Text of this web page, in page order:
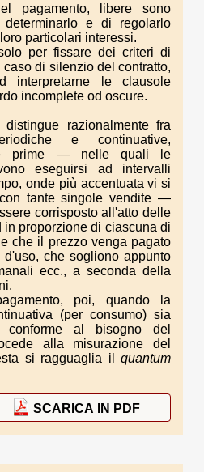
pagamento, libere sono
e di regolarlo
particolari interessi.
per fissare dei criteri di
di silenzio del contratto,
interpretarne le clausole
incomplete od oscure.
razionalmente fra
e continuative,
prime — nelle quali le
eseguirsi ad intervalli
onde più accentuata vi si
tante singole vendite —
corrisposto all'atto delle
proporzione di ciascuna di
che il prezzo venga pagato
che sogliono appunto
ecc., a seconda della
poi, quando la
(per consumo) sia
conforme al bisogno del
alla misurazione del
si ragguaglia il quantum
SCARICA IN PDF